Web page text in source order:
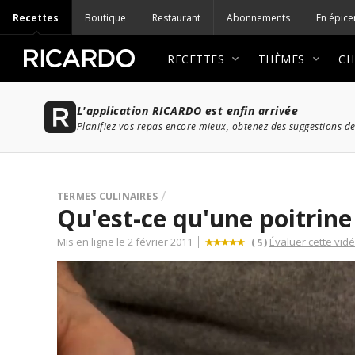
Recettes Boutique Restaurant Abonnements En
RECETTES THÈMES
L'application RICARDO est enfin arrivée
Planifiez vos repas encore mieux, obtenez des suggestions
TERMES CULINAIRES
Qu'est-ce qu'une
Mis en ligne le 2 février 2011 ( 5) Évaluer cette